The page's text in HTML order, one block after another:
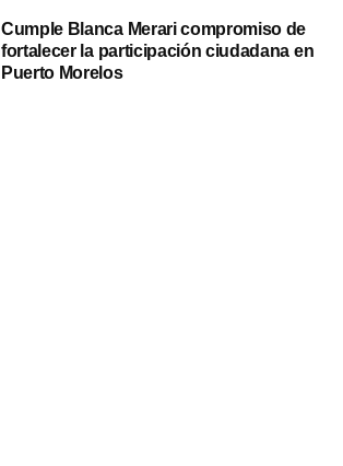
Cumple Blanca Merari compromiso de
fortalecer la participación ciudadana en
Puerto Morelos